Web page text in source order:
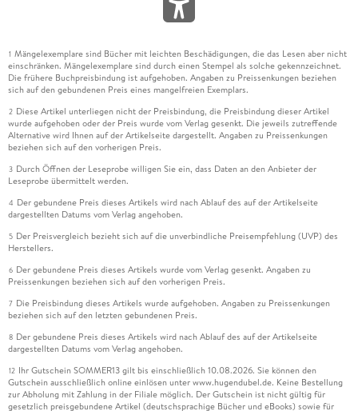
1 Mängelexemplare sind Bücher mit leichten Beschädigungen, die das Lesen aber nicht
einschränken. Mängelexemplare sind durch einen Stempel als solche gekennzeichnet.
Die frühere Buchpreisbindung ist aufgehoben. Angaben zu Preissenkungen beziehen
sich auf den gebundenen Preis eines mangelfreien Exemplars.
2 Diese Artikel unterliegen nicht der Preisbindung, die Preisbindung dieser Artikel
wurde aufgehoben oder der Preis wurde vom Verlag gesenkt. Die jeweils zutreffende
Alternative wird Ihnen auf der Artikelseite dargestellt. Angaben zu Preissenkungen
beziehen sich auf den vorherigen Preis.
3 Durch Öffnen der Leseprobe willigen Sie ein, dass Daten an den Anbieter der
Leseprobe übermittelt werden.
4 Der gebundene Preis dieses Artikels wird nach Ablauf des auf der Artikelseite
dargestellten Datums vom Verlag angehoben.
5 Der Preisvergleich bezieht sich auf die unverbindliche Preisempfehlung (UVP) des
Herstellers.
6 Der gebundene Preis dieses Artikels wurde vom Verlag gesenkt. Angaben zu
Preissenkungen beziehen sich auf den vorherigen Preis.
7 Die Preisbindung dieses Artikels wurde aufgehoben. Angaben zu Preissenkungen
beziehen sich auf den letzten gebundenen Preis.
8 Der gebundene Preis dieses Artikels wird nach Ablauf des auf der Artikelseite
dargestellten Datums vom Verlag angehoben.
12 Ihr Gutschein SOMMER13 gilt bis einschließlich 10.08.2026. Sie können den
Gutschein ausschließlich online einlösen unter www.hugendubel.de. Keine Bestellung
zur Abholung mit Zahlung in der Filiale möglich. Der Gutschein ist nicht gültig für
gesetzlich preisgebundene Artikel (deutschsprachige Bücher und eBooks) sowie für